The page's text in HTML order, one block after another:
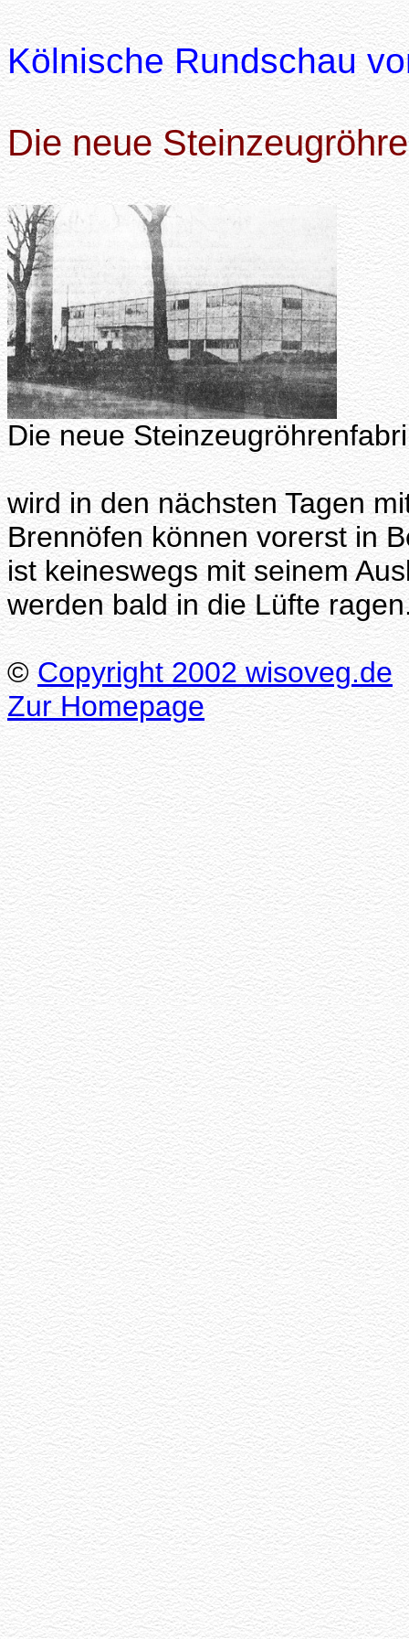
Kölnische Rundschau
Die neue
Die neue
wird in den nächsten Tagen
Brennöfen können vorerst in
ist keineswegs mit seinem
werden bald in die Lüfte
© Copyright 2002 wisoveg.de
Zur Homepage